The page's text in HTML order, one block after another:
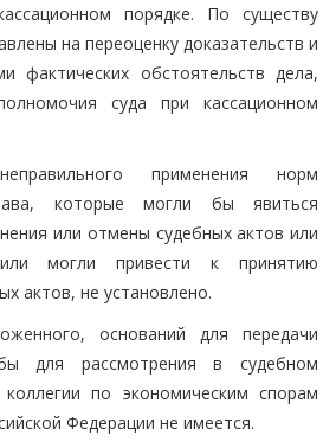
порядке. По существу
на переоценку доказательств и
фактических обстоятельств дела,
суда при кассационном
применения норм
которые могли бы явиться
или отмены судебных актов или
могли привести к принятию
актов, не установлено.
оснований для передачи
для рассмотрения в судебном
по экономическим спорам
Федерации не имеется.